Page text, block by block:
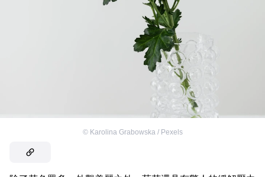
© Karolina Grabowska / Pexels